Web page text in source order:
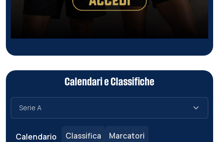
Calendari e Classifiche
Calendario Classifica Marcatori